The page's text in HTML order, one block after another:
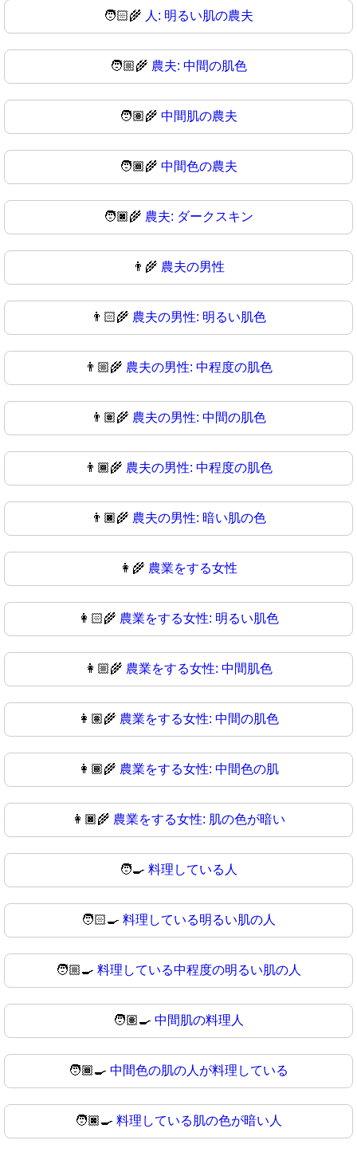
🧑🏻‍🌾 人: 明るい肌の農夫
🧑🏼‍🌾 農夫: 中間の肌色
🧑🏽‍🌾 中間肌の農夫
🧑🏾‍🌾 中間色の農夫
🧑🏿‍🌾 農夫: ダークスキン
👨‍🌾 農夫の男性
👨🏻‍🌾 農夫の男性: 明るい肌色
👨🏼‍🌾 農夫の男性: 中程度の肌色
👨🏽‍🌾 農夫の男性: 中間の肌色
👨🏾‍🌾 農夫の男性: 中程度の肌色
👨🏿‍🌾 農夫の男性: 暗い肌の色
👩‍🌾 農業をする女性
👩🏻‍🌾 農業をする女性: 明るい肌色
👩🏼‍🌾 農業をする女性: 中間肌色
👩🏽‍🌾 農業をする女性: 中間の肌色
👩🏾‍🌾 農業をする女性: 中間色の肌
👩🏿‍🌾 農業をする女性: 肌の色が暗い
🧑‍🍳 料理している人
🧑🏻‍🍳 料理している明るい肌の人
🧑🏼‍🍳 料理している中程度の明るい肌の人
🧑🏽‍🍳 中間肌の料理人
🧑🏾‍🍳 中間色の肌の人が料理している
🧑🏿‍🍳 料理している肌の色が暗い人